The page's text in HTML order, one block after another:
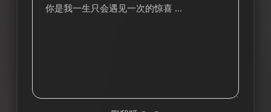
你是我一生只会遇见一次的惊喜 ...